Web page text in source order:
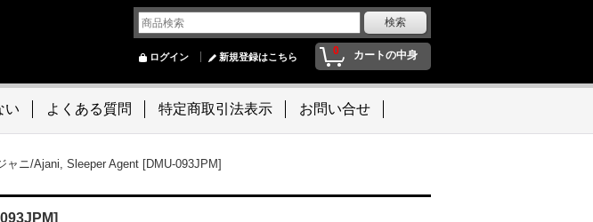
0 カートの中身
ログイン 新規登録はこちら
い よくある質問 特定商取引法表示 お問い合せ
ャニ/Ajani, Sleeper Agent [DMU-093JPM]